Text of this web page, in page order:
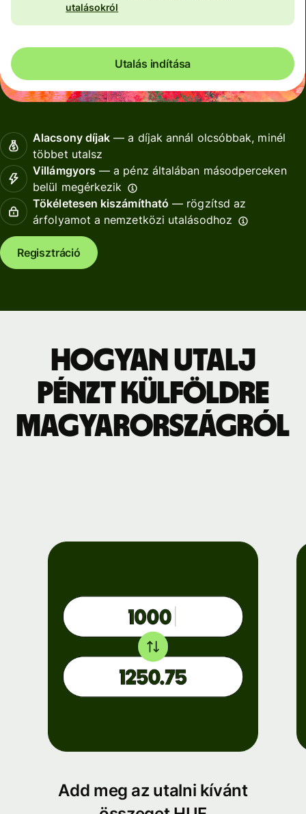
utalásokról
Utalás indítása
Alacsony díjak — a díjak annál olcsóbbak, minél
többet utalsz
Villámgyors — a pénz általában másodperceken
belül megérkezik
Tökéletesen kiszámítható — rögzítsd az
árfolyamot a nemzetközi utalásodhoz
Regisztráció
Hogyan utalj
pénzt külföldre
Magyarországról
Add meg az utalni kívánt